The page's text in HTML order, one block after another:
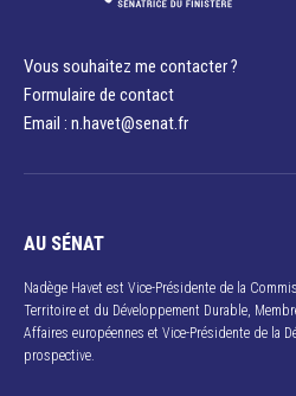
Vous souhaitez me contacter ?
Formulaire de contact
Email : n.havet@senat.fr​
AU SÉNAT
Nadège Havet est Vice-Présidente de la
Territoire et du Développement Durable,
Affaires européennes et Vice-Présidente de la
prospective.